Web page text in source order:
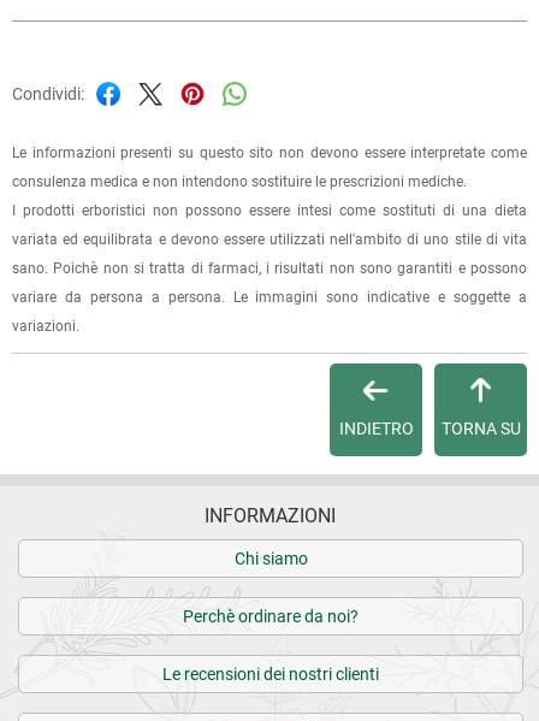
Condividi:
Le informazioni presenti su questo sito non devono essere interpretate come
consulenza medica e non intendono sostituire le prescrizioni mediche.
I prodotti erboristici non possono essere intesi come sostituti di una dieta
variata ed equilibrata e devono essere utilizzati nell'ambito di uno stile di vita
sano. Poichè non si tratta di farmaci, i risultati non sono garantiti e possono
variare da persona a persona. Le immagini sono indicative e soggette a
variazioni.
TORNA SU
INDIETRO
INFORMAZIONI
Chi siamo
Perchè ordinare da noi?
Le recensioni dei nostri clienti